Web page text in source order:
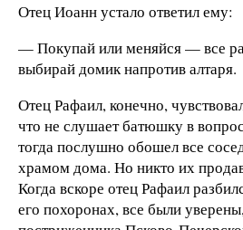
Отец Иоанн устало ответил ему:
— Покупай или меняйся — все
выбирай домик напротив алтаря.
Отец Рафаил, конечно,
что не слушает батюшку в
тогда послушно обошел все
храмом дома. Но никто их
Когда вскоре отец Рафаил
его похоронах, все были